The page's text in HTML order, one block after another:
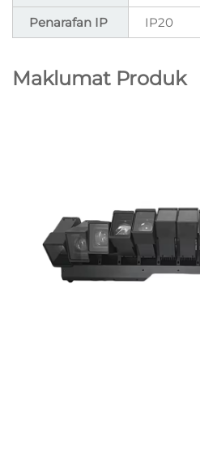
Penarafan IP
IP20
Maklumat Produk